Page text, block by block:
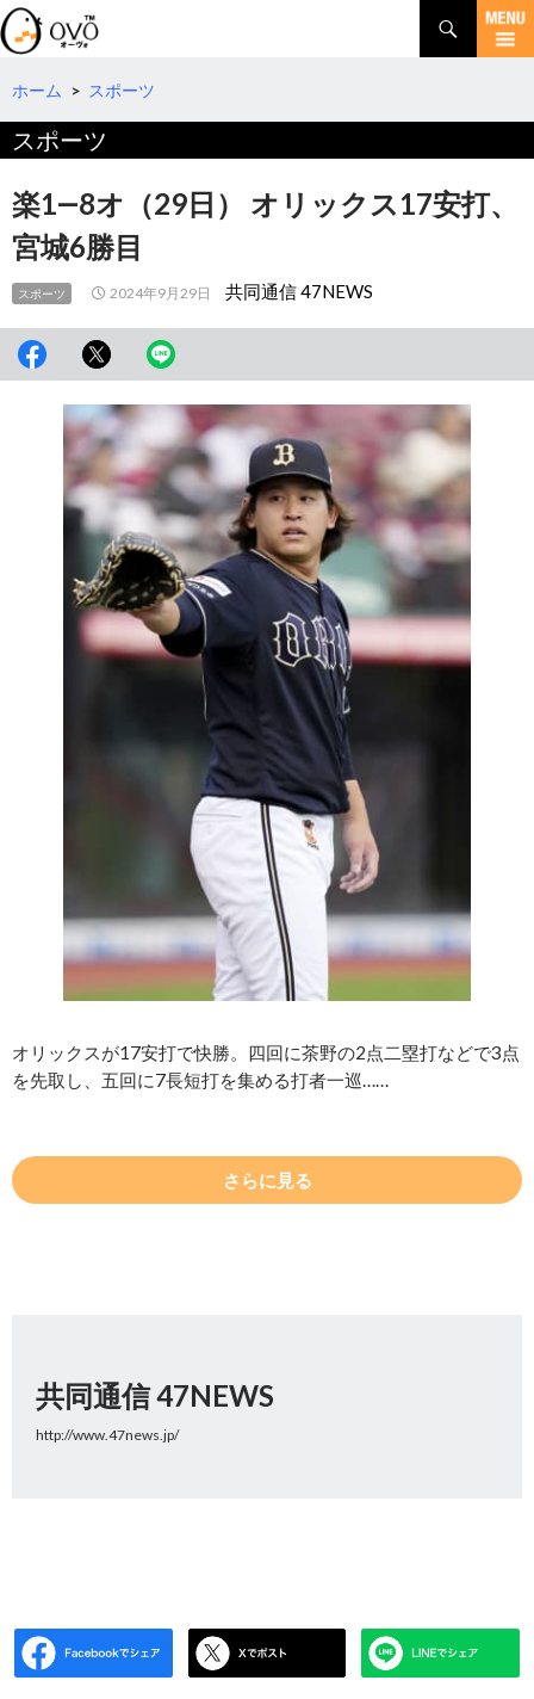
検
索
コ
テ
へ
移
動
ホーム > スポーツ
スポーツ
楽1―8オ（29日） オリックス17安打、
宮城6勝目
スポーツ 2024年9月29日 共同通信 47NEWS
オリックスが17安打で快勝。四回に茶野の2点二塁打などで3点
を先取し、五回に7長短打を集める打者一巡……
さらに見る
共同通信 47NEWS
http://www.47news.jp/